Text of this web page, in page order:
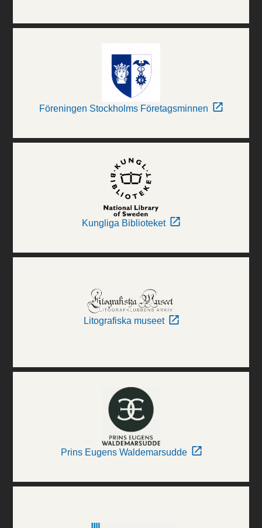
Föreningen Stockholms Företagsminnen
Kungliga Biblioteket
Litografiska museet
Prins Eugens Waldemarsudde